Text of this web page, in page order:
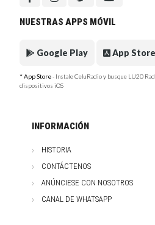
NUESTRAS APPS MÓVIL
Google Play App Store
* App Store- Instale CeluRadio y busque LU20
dispositivos iOS
INFORMACIÓN
HISTORIA
CONTÁCTENOS
ANÚNCIESE CON NOSOTROS
CANAL DE WHATSAPP